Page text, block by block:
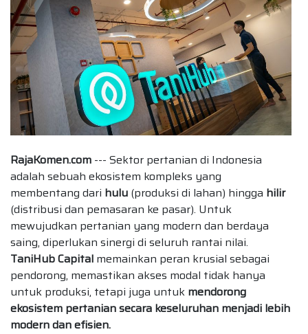
RajaKomen.com --- Sektor pertanian di Indonesia
adalah sebuah ekosistem kompleks yang
membentang dari hulu (produksi di lahan) hingga hilir
(distribusi dan pemasaran ke pasar). Untuk
mewujudkan pertanian yang modern dan berdaya
saing, diperlukan sinergi di seluruh rantai nilai.
TaniHub Capital memainkan peran krusial sebagai
pendorong, memastikan akses modal tidak hanya
untuk produksi, tetapi juga untuk mendorong
ekosistem pertanian secara keseluruhan menjadi lebih
modern dan efisien.